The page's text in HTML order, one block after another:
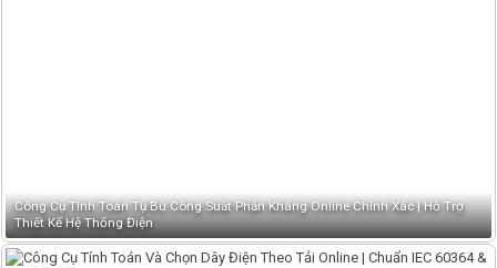
Công Cụ Tính Toán Tụ Bù Công Suất Phản Kháng Online Chính Xác | Hỗ Trợ
Thiết Kế Hệ Thống Điện